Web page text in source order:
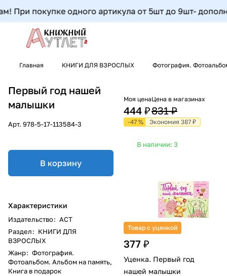
При покупке одного артикула от 5шт до 9шт-
Главная КНИГИ ДЛЯ ВЗРОСЛЫХ Фотография.
Первый год нашей
малышки
Арт. 978-5-17-113584-3
В корзину
Характеристики
Издательство: АСТ
Раздел: КНИГИ ДЛЯ
ВЗРОСЛЫХ
Жанр: Фотография.
Фотоальбом. Альбом на память,
Книга в подарок
Моя цена
444 ₽
Цена в магазинах
831 ₽
-47 % Экономия 387 ₽
В наличии: 3
Товар с уценкой
377 ₽
Уценка. Первый год
нашей малышки